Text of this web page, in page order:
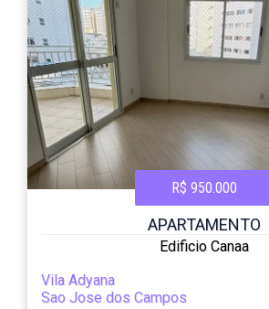
R$ 950.000
APARTAMENTO
Edificio Canaa
Vila Adyana
Sao Jose dos Campos